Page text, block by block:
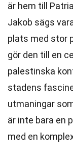
är hem till
Jakob sägs
plats med stor
gör den till en
palestinska
stadens
utmaningar
är inte bara en
med en